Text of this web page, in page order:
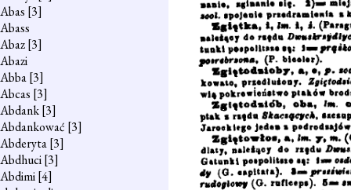
Abas [3]
Abass
Abaz[3]
Abazi
Abba[3]
Abcas [3]
Abdank[3]
Abdankować [3]
Abderyta[3]
Abdhuci[3]
Abdimi[4]